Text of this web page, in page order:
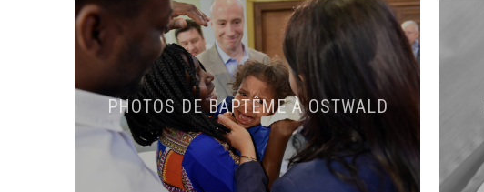
PHOTOS DE BAPTÊME À OSTWALD